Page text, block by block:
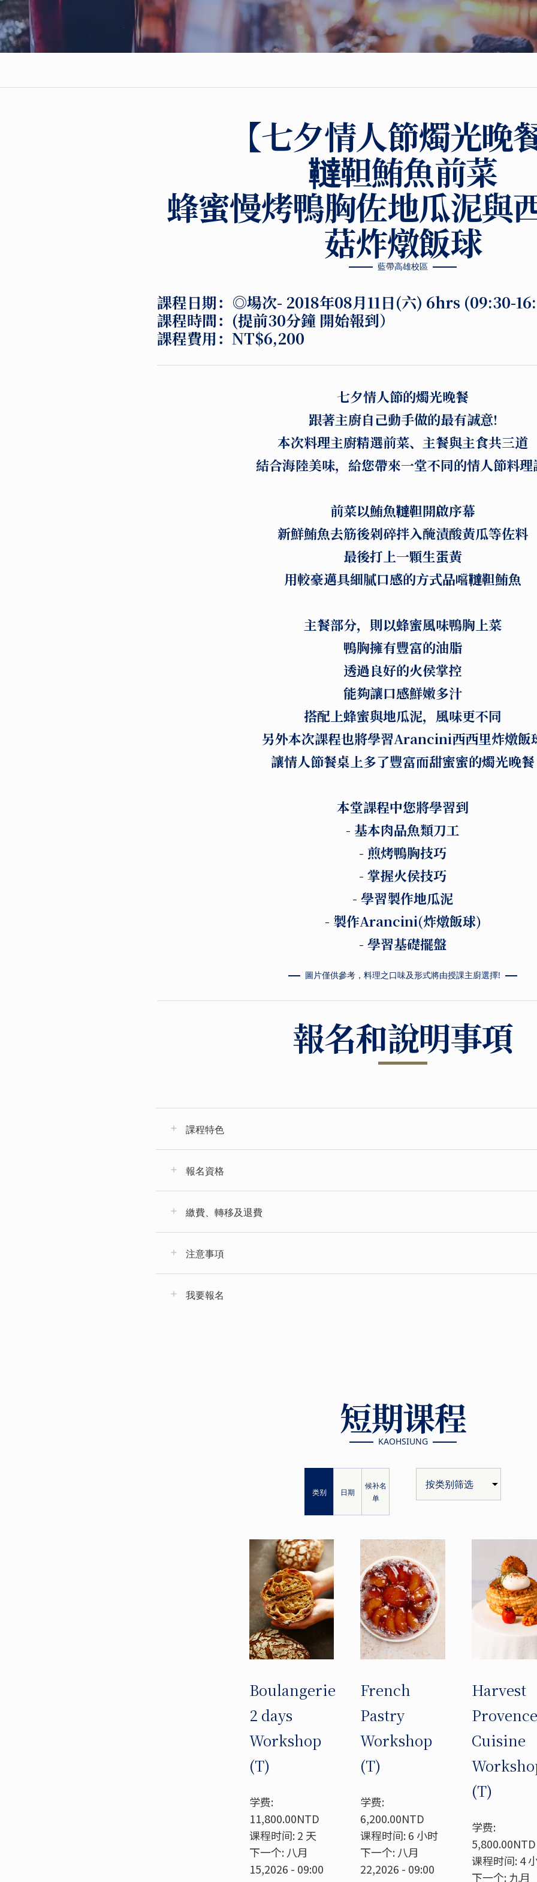
【七夕情人節燭光晚
韃靼鮪魚前菜
蜂蜜慢烤鴨胸佐地瓜泥與
菇炸燉飯球
藍帶高雄校區
課程日期： ◎場次- 2018年08月11日(六) 6hrs (09:30-
課程時間： (提前30分鐘 開始報到）
課程費用： NT$6,200
七夕情人節的燭光晚餐
跟著主廚自己動手做的最有誠意!
本次料理主廚精選前菜、主餐與主食共三道
結合海陸美味，給您帶來一堂不同的情人節料理
前菜以鮪魚韃靼開啟序幕
新鮮鮪魚去筋後剁碎拌入醃漬酸黃瓜等佐料
最後打上一顆生蛋黃
用較豪邁具細膩口感的方式品嚐韃靼鮪魚
主餐部分，則以蜂蜜風味鴨胸上菜
鴨胸擁有豐富的油脂
透過良好的火侯掌控
能夠讓口感鮮嫩多汁
搭配上蜂蜜與地瓜泥，風味更不同
另外本次課程也將學習Arancini西西里炸燉飯
讓情人節餐桌上多了豐富而甜蜜蜜的燭光晚餐
本堂課程中您將學習到
- 基本肉品魚類刀工
- 煎烤鴨胸技巧
- 掌握火侯技巧
- 學習製作地瓜泥
- 製作Arancini(炸燉飯球)
- 學習基礎擺盤
圖片僅供參考，料理之口味及形式將由授課主廚選擇!
報名和說明事項
課程特色
報名資格
繳費、轉移及退費
注意事項
我要報名
短期课程
KAOHSIUNG
类别 日期
候补名
单
Boulangerie
2 days
Workshop
(T)
学费:
11,800.00NTD
课程时间: 2 天
下一个: 八月
15,2026 - 09:00
French
Pastry
Workshop
(T)
学费:
6,200.00NTD
课程时间: 6 小时
下一个: 八月
22,2026 - 09:00
Harvest
Provence
Cuisine
(T)
学费:
5,800.00NTD
课程时间: 4
下一个: 九月